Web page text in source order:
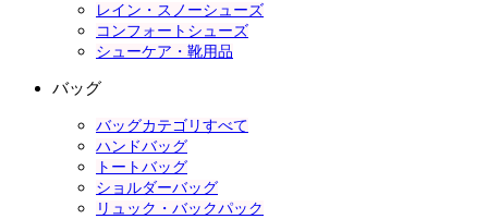
レイン・スノーシューズ
コンフォートシューズ
シューケア・靴用品
バッグ
バッグカテゴリすべて
ハンドバッグ
トートバッグ
ショルダーバッグ
リュック・バックパック